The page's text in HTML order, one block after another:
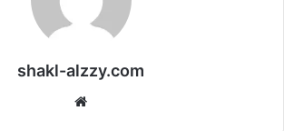
shakl-alzzy.com